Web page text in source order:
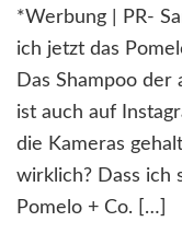
*Werbung | PR-
ich jetzt das
Das Shampoo
ist auch auf
die Kameras
wirklich? Dass ich
Pomelo + Co. […]